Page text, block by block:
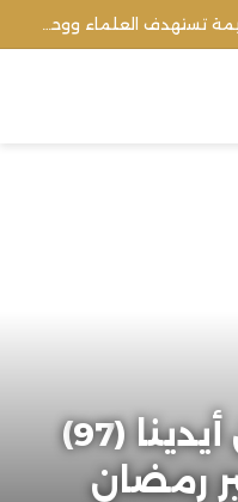
تراثنا العلمي بين أيدينا (97)
رمضان